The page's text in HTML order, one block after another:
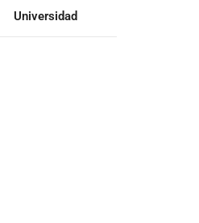
Universidad